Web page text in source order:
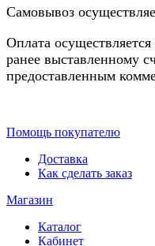
Самовывоз
Оплата
ранее выставленному
предоставленным
Помощь покупателю
Доставка
Как сделать заказ
Магазин
Каталог
Кабинет